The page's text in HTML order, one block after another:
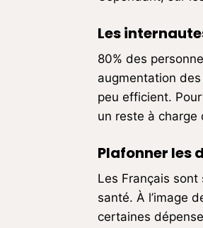
Les
80% des
augmentation
peu efficient.
un reste à charge
Plafonner les
Les Français
santé. À l’image
certaines